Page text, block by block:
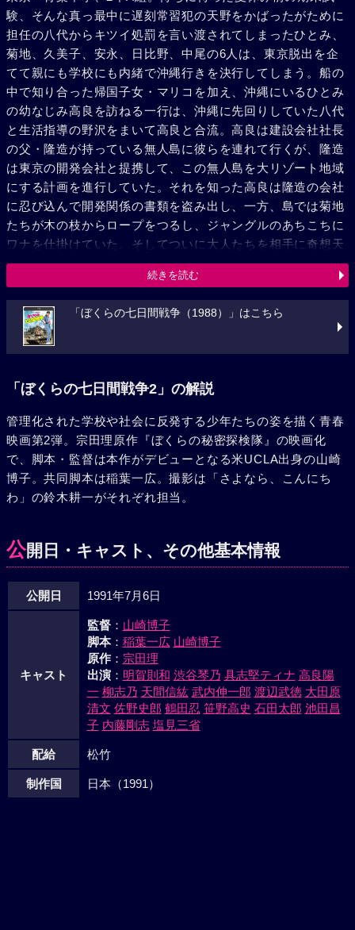
験、そんな真っ最中に遅刻常習犯の天野をかばったがために
担任の八代からキツイ処罰を言い渡されてしまったひとみ、
菊地、久美子、安永、日比野、中尾の6人は、東京脱出を企
てて親にも学校にも内緒で沖縄行きを決行してしまう。船の
中で知り合った帰国子女・マリコを加え、沖縄にいるひとみ
の幼なじみ高良を訪ねる一行は、沖縄に先回りしていた八代
と生活指導の野沢をまいて高良と合流。高良は建設会社社長
の父・隆造が持っている無人島に彼らを連れて行くが、隆造
は東京の開発会社と提携して、この無人島を大リゾート地域
にする計画を進行していた。それを知った高良は隆造の会社
に忍び込んで開発関係の書類を盗み出し、一方、島では菊地
たちが木の枝からロープをつるし、ジャングルのあちこちに
ワナを仕掛けていた。そしてついに大人たちを相手に奇想天
外なゲリラ戦が始まる。菊地たちはジャングルに作ったワナ
で大人たちを次々とハメていき、高良の自然を愛する気持ち
を察知した隆造は島の開発計画を中止する。そして菊地ら7
人衆は再び教師たちをまいてアドバルーンで沖縄脱出をはか
るのだった。
続きを読む
「ぼくらの七日間戦争（1988）」はこちら
「ぼくらの七日間戦争2」の解説
管理化された学校や社会に反発する少年たちの姿を描く青春
映画第2弾。宗田理原作『ぼくらの秘密探検隊』の映画化
で、脚本・監督は本作がデビューとなる米UCLA出身の山崎
博子。共同脚本は稲葉一広。撮影は「さよなら、こんにち
わ」の鈴木耕一がそれぞれ担当。
公開日・キャスト、その他基本情報
公開日 1991年7月6日
キャスト
監督： 山崎博子
脚本： 稲葉一広 山崎博子
原作： 宗田理
出演： 明賀則和 渋谷琴乃 具志堅ティナ 高良陽
一 柳志乃 天間信紘 武内伸一郎 渡辺武徳 大田原
清文 佐野史郎 鶴田忍 笹野高史 石田太郎 池田昌
子 内藤剛志 塩見三省
配給 松竹
制作国 日本（1991）